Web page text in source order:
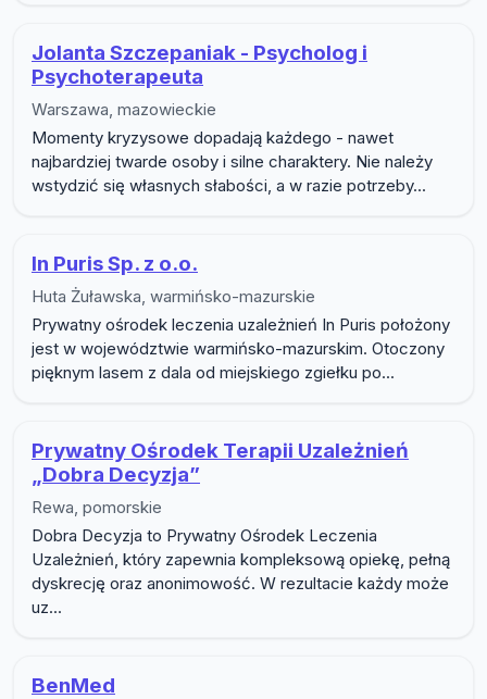
Jolanta Szczepaniak - Psycholog i
Psychoterapeuta
Warszawa, mazowieckie
Momenty kryzysowe dopadają każdego - nawet
najbardziej twarde osoby i silne charaktery. Nie należy
wstydzić się własnych słabości, a w razie potrzeby...
In Puris Sp. z o.o.
Huta Żuławska, warmińsko-mazurskie
Prywatny ośrodek leczenia uzależnień In Puris położony
jest w województwie warmińsko-mazurskim. Otoczony
pięknym lasem z dala od miejskiego zgiełku po...
Prywatny Ośrodek Terapii Uzależnień
„Dobra Decyzja”
Rewa, pomorskie
Dobra Decyzja to Prywatny Ośrodek Leczenia
Uzależnień, który zapewnia kompleksową opiekę, pełną
dyskrecję oraz anonimowość. W rezultacie każdy może
uz...
BenMed